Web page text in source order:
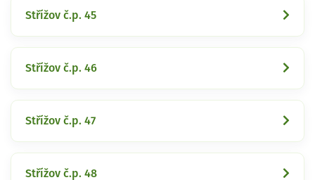
Střížov č.p. 45
Střížov č.p. 46
Střížov č.p. 47
Střížov č.p. 48